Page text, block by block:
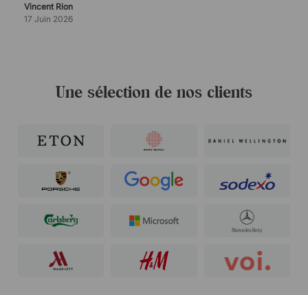
Vincent Rion
17 Juin 2026
Une sélection de nos clients